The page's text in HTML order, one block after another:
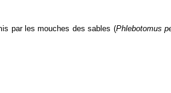
par les mouches des sables (Phlebotomus